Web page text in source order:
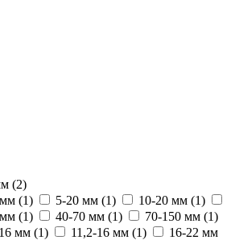
(2)
(1) 5-20 мм (1) 10-20 мм (1)
(1) 40-70 мм (1) 70-150 мм (1)
мм (1) 11,2-16 мм (1)
16-22 мм